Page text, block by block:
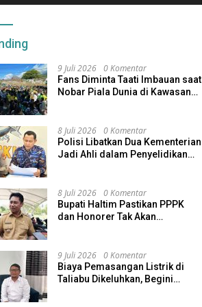
9 Juli 2026 0 Komentar
Fans Diminta Taati Imbauan saat
Nobar Piala Dunia di Kawasan
8 Juli 2026 0 Komentar
Polisi Libatkan Dua Kementerian
Jadi Ahli dalam Penyelidikan
8 Juli 2026 0 Komentar
Bupati Haltim Pastikan PPPK
dan Honorer Tak Akan
9 Juli 2026 0 Komentar
Biaya Pemasangan Listrik di
Taliabu Dikeluhkan, Begini